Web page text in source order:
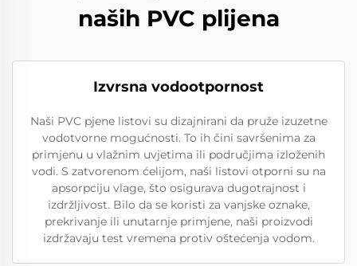
naših PVC plijena
Izvrsna vodootpornost
Naši PVC pjene listovi su dizajnirani da pruže izuzetne
vodotvorne mogućnosti. To ih čini savršenima za
primjenu u vlažnim uvjetima ili područjima izloženih
vodi. S zatvorenom ćelijom, naši listovi otporni su na
apsorpciju vlage, što osigurava dugotrajnost i
izdržljivost. Bilo da se koristi za vanjske oznake,
prekrivanje ili unutarnje primjene, naši proizvodi
izdržavaju test vremena protiv oštećenja vodom.